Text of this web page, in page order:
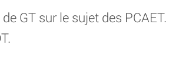
GT sur le sujet des PCAET.